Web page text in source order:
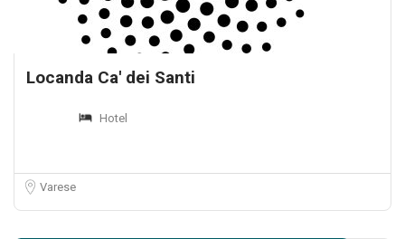
Locanda Ca' dei Santi
Hotel
Varese